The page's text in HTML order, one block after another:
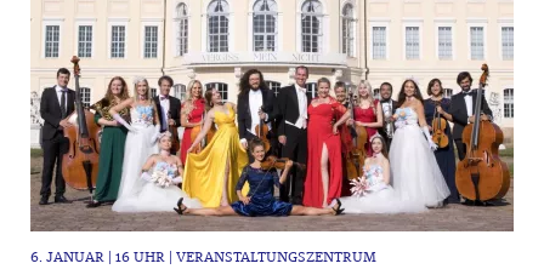
6. JANUAR | 16 UHR | VERANSTALTUNGSZENTRUM